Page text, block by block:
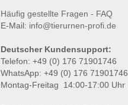
Häufig gestellte Fragen - FAQ
E-Mail: info@tierurnen-profi.de
Deutscher Kundensupport:
Telefon: +49 (0) 176 71901746
WhatsApp: +49 (0) 176 71901746
Montag-Freitag 14:00-17:00 Uhr